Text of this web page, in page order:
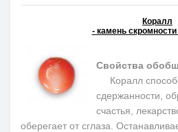
Коралл
- камень скромности
Свойства
Коралл
сдержанности,
счастья,
оберегает от сглаза.